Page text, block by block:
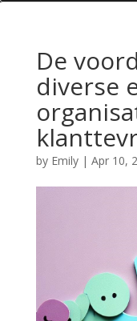
De
diverse
by Emily| Apr 10,